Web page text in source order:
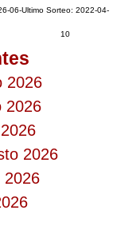
06-Ultimo Sorteo: 2022-04-
10
2026
2026
2026
2026